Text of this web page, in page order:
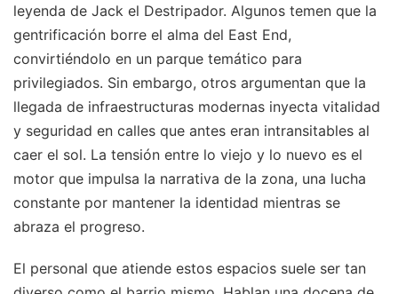
leyenda de Jack el Destripador. Algunos temen que la
gentrificación borre el alma del East End,
convirtiéndolo en un parque temático para
privilegiados. Sin embargo, otros argumentan que la
llegada de infraestructuras modernas inyecta vitalidad
y seguridad en calles que antes eran intransitables al
caer el sol. La tensión entre lo viejo y lo nuevo es el
motor que impulsa la narrativa de la zona, una lucha
constante por mantener la identidad mientras se
abraza el progreso.
El personal que atiende estos espacios suele ser tan